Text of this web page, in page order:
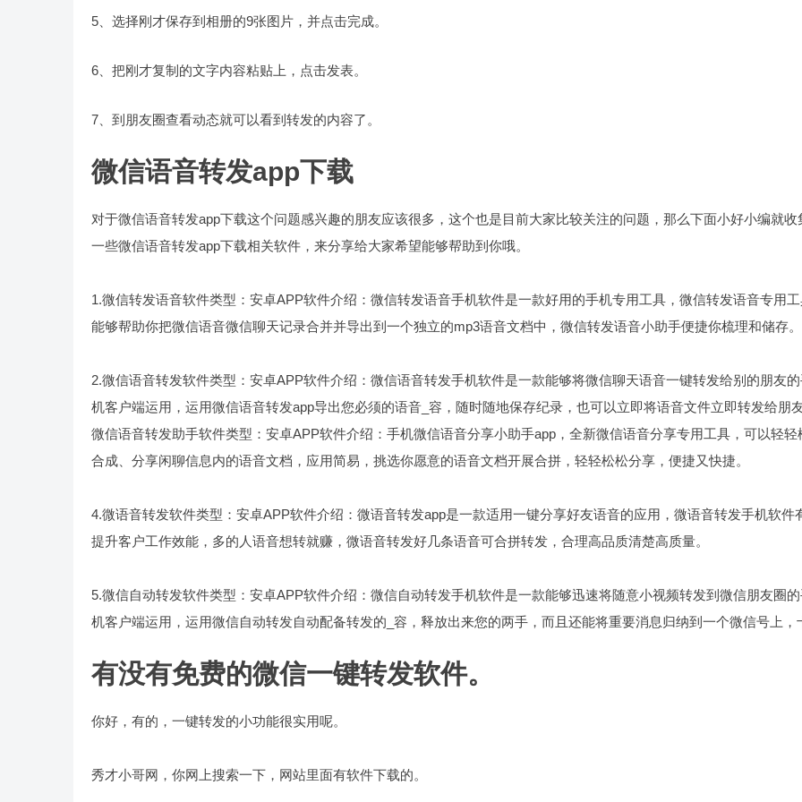
5、选择刚才保存到相册的9张图片，并点击完成。
6、把刚才复制的文字内容粘贴上，点击发表。
7、到朋友圈查看动态就可以看到转发的内容了。
微信语音转发app下载
对于微信语音转发app下载这个问题感兴趣的朋友应该很多，这个也是目前大家比较关注的问题，那么下面小好小编就收
一些微信语音转发app下载相关软件，来分享给大家希望能够帮助到你哦。
1.微信转发语音软件类型：安卓APP软件介绍：微信转发语音手机软件是一款好用的手机专用工具，微信转发语音专用
能够帮助你把微信语音微信聊天记录合并并导出到一个独立的mp3语音文档中，微信转发语音小助手便捷你梳理和储存。
2.微信语音转发软件类型：安卓APP软件介绍：微信语音转发手机软件是一款能够将微信聊天语音一键转发给别的朋友
机客户端运用，运用微信语音转发app导出您必须的语音_容，随时随地保存纪录，也可以立即将语音文件立即转发给朋
微信语音转发助手软件类型：安卓APP软件介绍：手机微信语音分享小助手app，全新微信语音分享专用工具，可以轻轻
合成、分享闲聊信息内的语音文档，应用简易，挑选你愿意的语音文档开展合拼，轻轻松松分享，便捷又快捷。
4.微语音转发软件类型：安卓APP软件介绍：微语音转发app是一款适用一键分享好友语音的应用，微语音转发手机软件
提升客户工作效能，多的人语音想转就赚，微语音转发好几条语音可合拼转发，合理高品质清楚高质量。
5.微信自动转发软件类型：安卓APP软件介绍：微信自动转发手机软件是一款能够迅速将随意小视频转发到微信朋友圈
机客户端运用，运用微信自动转发自动配备转发的_容，释放出来您的两手，而且还能将重要消息归纳到一个微信号上，
有没有免费的微信一键转发软件。
你好，有的，一键转发的小功能很实用呢。
秀才小哥网，你网上搜索一下，网站里面有软件下载的。